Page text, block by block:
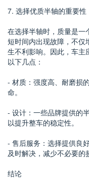
7. 选择优质半轴的重要性
在选择半轴时，质量是一
短时间内出现故障，不仅
生不利影响。因此，车主
以下几点：
- 材质：强度高、耐磨损
命。
- 设计：一些品牌提供的
以提升整车的稳定性。
- 售后服务：选择提供良
及时解决，减少不必要的
结论